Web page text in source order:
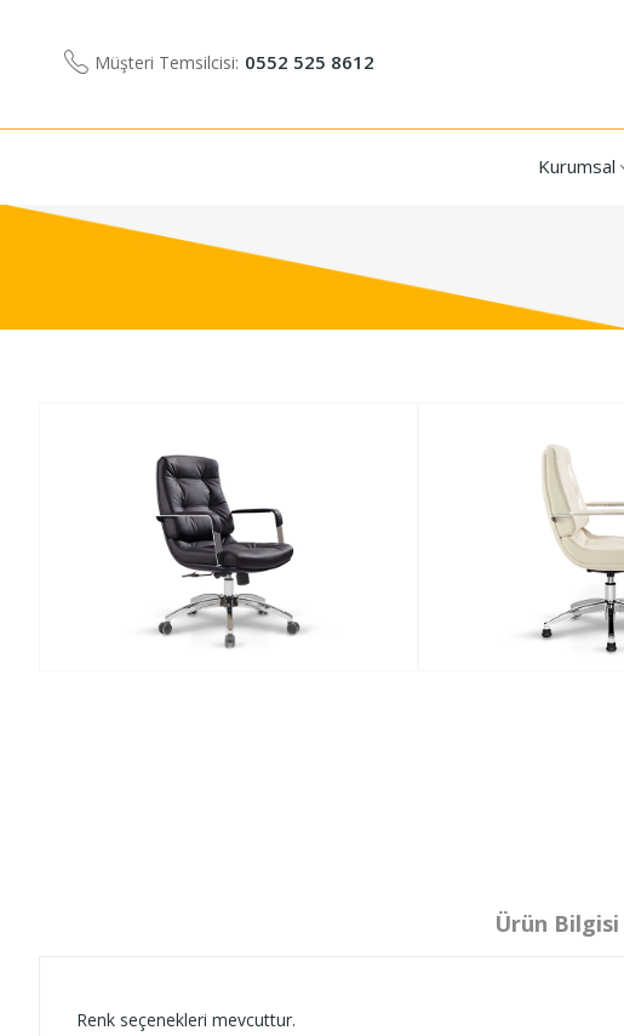
Müşteri Temsilcisi: 0552 525 8612
Kurumsal
Ürün Bilgisi
Renk seçenekleri mevcuttur.